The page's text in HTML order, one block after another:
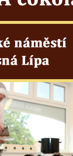
války v parku v
8. 5. 1945 v
vzpoury na
v Rumburku
parku Rumburské